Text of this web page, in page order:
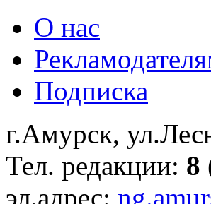
О нас
Подписка
г.Амурск,
Тел. редакции: 8
эл.адрес: